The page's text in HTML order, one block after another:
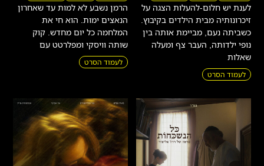
לענת יש חלום-להעלות הצגה על
זיכרונותיה מבית הילדים בקיבוץ.
כשביתה נעם, מביימת אותה בין
נופי ילדותה, העבר צף ומעלה
שאלות
לעמוד הסרט
הרמן נשבע לא למות עד שאחרון
הנאצים ימות. הוא חי את
המלחמה כל יום מחדש. קוק
שותה וויסקי ומפלרטט עם
לעמוד הסרט